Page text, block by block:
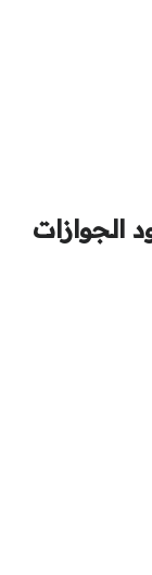
الجوازات